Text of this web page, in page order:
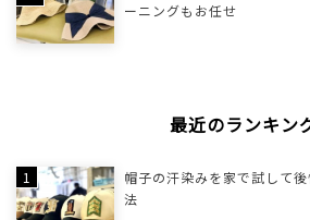
ーニングもお任せ
最近のランキン
帽子の汗染みを家で試して
法